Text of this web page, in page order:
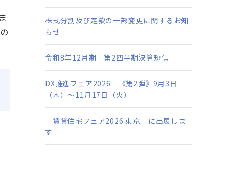
株式分割及び定款の一部変更に関するお知
らせ
令和8年12月期 第2四半期決算短信
DX推進フェア2026 《第2弾》9月3日
（木）～11月17日（火）
「賃貸住宅フェア2026 東京」に出展しま
す